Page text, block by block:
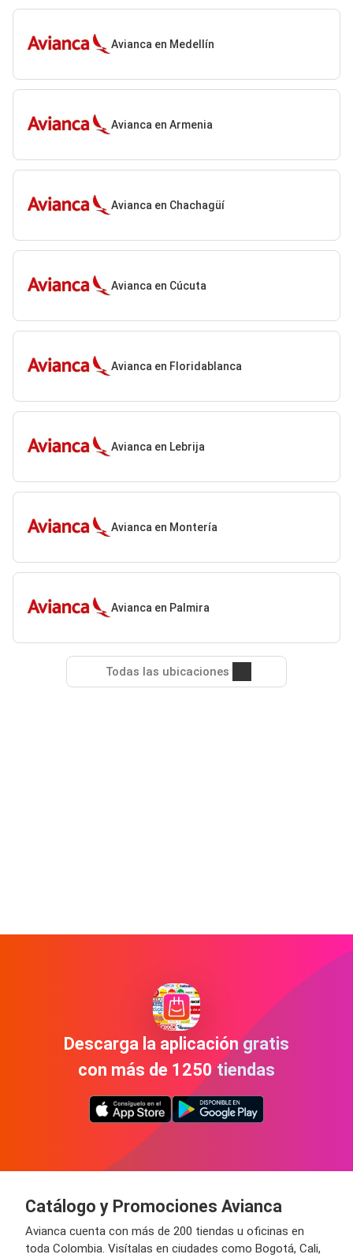
Avianca en Medellín
Avianca en Armenia
Avianca en Chachagüí
Avianca en Cúcuta
Avianca en Floridablanca
Avianca en Lebrija
Avianca en Montería
Avianca en Palmira
Todas las ubicaciones
Descarga la aplicación gratis
con más de 1250 tiendas
Catálogo y Promociones Avianca
Avianca cuenta con más de 200 tiendas u oficinas en
toda Colombia. Visítalas en ciudades como Bogotá, Cali,